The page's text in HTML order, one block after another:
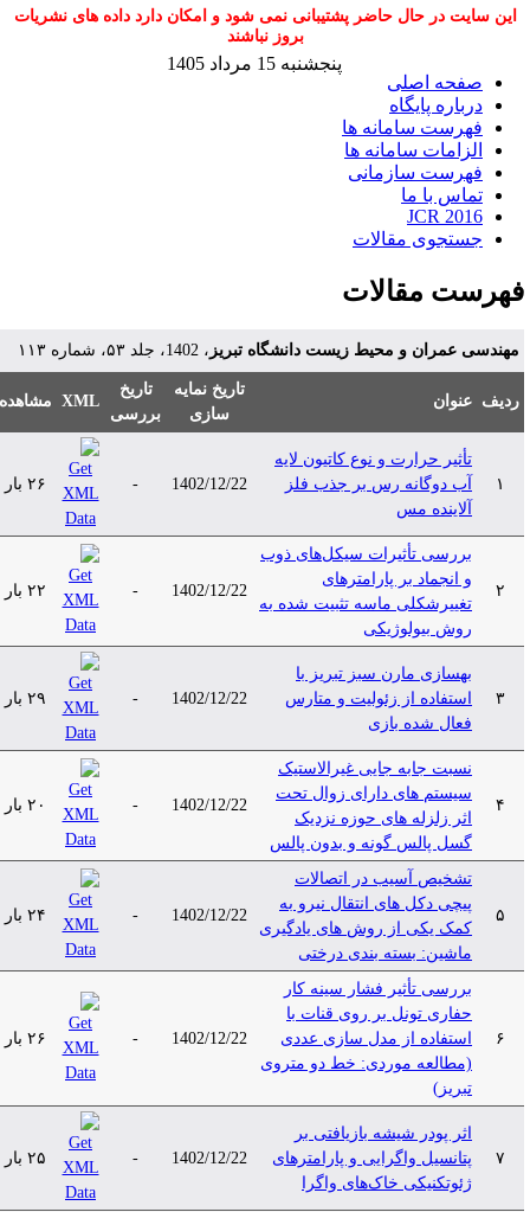
این سایت در حال حاضر پشتیبانی نمی شود و امکان دارد داده های نشریات
بروز نباشند
صفحه اصلی
درباره پایگاه
فهرست سامانه ها
الزامات سامانه ها
فهرست سازمانی
تماس با ما
JCR 2016
جستجوی مقالات
پنجشنبه 15 مرداد 1405
مقالات
مهندسی عمران و محیط زیست دانشگاه تبریز، 1402، جلد ۵۳، شماره ۱۱۳
ردیف عنوان
تاریخ نمایه
سازی
تاریخ
بررسی
XML مشاهده
تأثیر حرارت و نوع کاتیون لایه
آب دوگانه رس بر جذب فلز
آلاینده مس
1402/12/22 ۲۶ بار
بررسی تأثیرات سیکل‌های ذوب
و انجماد بر پارامترهای
تغییرشکلی ماسه تثبیت شده به
روش بیولوژیکی
1402/12/22 ۲۲ بار
بهسازی مارن سبز تبریز با
استفاده از زئولیت و متارس
فعال شده بازی
1402/12/22 ۲۹ بار
نسبت جابه جایی غیرالاستیک
سیستم های دارای زوال تحت
اثر زلزله های حوزه نزدیک
گسل پالس گونه و بدون پالس
1402/12/22 ۲۰ بار
تشخیص آسیب در اتصالات
پیچی دکل های انتقال نیرو به
کمک یکی از روش های یادگیری
ماشین: بسته بندی درختی
1402/12/22 ۲۴ بار
بررسی تأثیر فشار سینه کار
حفاری تونل بر روی قنات با
استفاده از مدل سازی عددی
(مطالعه موردی: خط دو متروی
تبریز)
1402/12/22 ۲۶ بار
اثر پودر شیشه بازیافتی بر
پتانسیل واگرایی و پارامترهای
ژئوتکنیکی خاک‌های واگرا
1402/12/22 ۲۵ بار